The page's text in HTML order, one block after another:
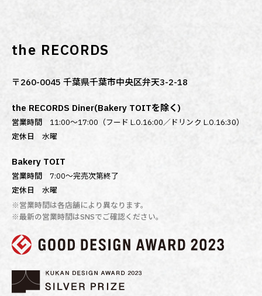
the RECORDS
〒260-0045 千葉県千葉市中央区弁天3-2-18
the RECORDS Diner(Bakery TOITを除く)
営業時間 11:00～17:00（フード L.O.16:00／ドリンク L.O.16:30）
定休日水曜
Bakery TOIT
営業時間7:00〜完売次第終了
定休日水曜
※営業時間は各店舗により異なります。
※最新の営業時間はSNSでご確認ください。